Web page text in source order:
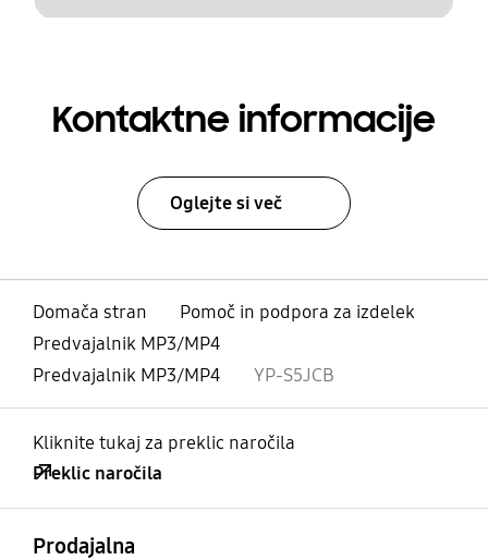
Kontaktne informacije
Oglejte si več
Domača stran
Pomoč in podpora za izdelek
Predvajalnik MP3/MP4
Predvajalnik MP3/MP4
YP-S5JCB
Kliknite tukaj za preklic naročila
Preklic naročila
Prodajalna